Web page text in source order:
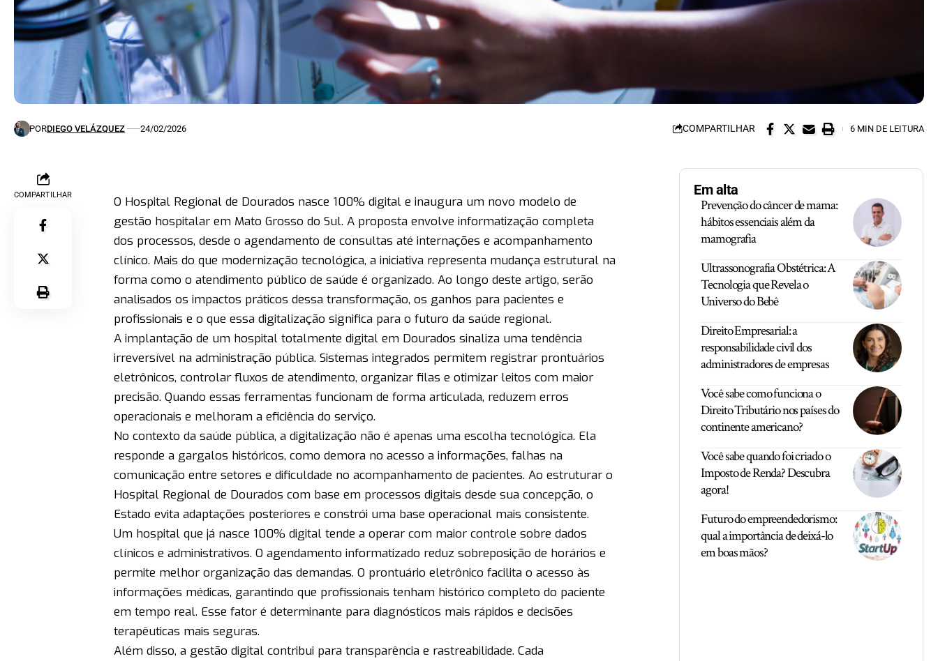
PORDIEGO VELÁZQUEZ 24/02/2026 COMPARTILHAR 6 MIN DE LEITURA
COMPARTILHAR
O Hospital Regional de Dourados nasce 100% digital e inaugura um novo modelo de
gestão hospitalar em Mato Grosso do Sul. A proposta envolve informatização completa
dos processos, desde o agendamento de consultas até internações e acompanhamento
clínico. Mais do que modernização tecnológica, a iniciativa representa mudança estrutural na
forma como o atendimento público de saúde é organizado. Ao longo deste artigo, serão
analisados os impactos práticos dessa transformação, os ganhos para pacientes e
profissionais e o que essa digitalização significa para o futuro da saúde regional.
A implantação de um hospital totalmente digital em Dourados sinaliza uma tendência
irreversível na administração pública. Sistemas integrados permitem registrar prontuários
eletrônicos, controlar fluxos de atendimento, organizar filas e otimizar leitos com maior
precisão. Quando essas ferramentas funcionam de forma articulada, reduzem erros
operacionais e melhoram a eficiência do serviço.
No contexto da saúde pública, a digitalização não é apenas uma escolha tecnológica. Ela
responde a gargalos históricos, como demora no acesso a informações, falhas na
comunicação entre setores e dificuldade no acompanhamento de pacientes. Ao estruturar o
Hospital Regional de Dourados com base em processos digitais desde sua concepção, o
Estado evita adaptações posteriores e constrói uma base operacional mais consistente.
Um hospital que já nasce 100% digital tende a operar com maior controle sobre dados
clínicos e administrativos. O agendamento informatizado reduz sobreposição de horários e
permite melhor organização das demandas. O prontuário eletrônico facilita o acesso às
informações médicas, garantindo que profissionais tenham histórico completo do paciente
em tempo real. Esse fator é determinante para diagnósticos mais rápidos e decisões
terapêuticas mais seguras.
Além disso, a gestão digital contribui para transparência e rastreabilidade. Cada
Em alta
Prevenção do câncer de mama:
hábitos essenciais além da
mamografia
Ultrassonografia Obstétrica: A
Tecnologia que Revela o
Universo do Bebê
Direito Empresarial: a
responsabilidade civil dos
administradores de empresas
Você sabe como funciona o
Direito Tributário nos países do
continente americano?
Você sabe quando foi criado o
Imposto de Renda? Descubra
agora!
Futuro do empreendedorismo:
qual a importância de deixá-lo
em boas mãos?